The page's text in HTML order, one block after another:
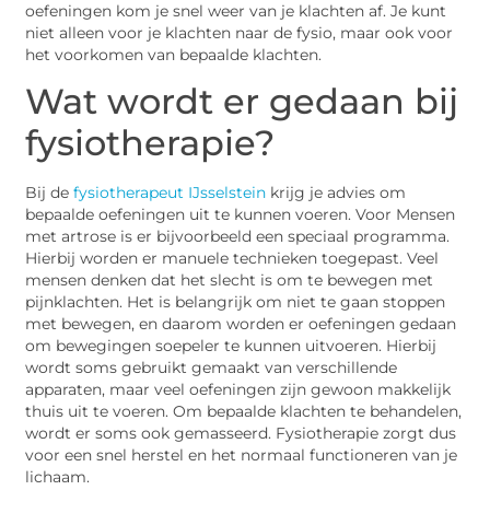
oefeningen kom je snel weer van je klachten af. Je kunt
niet alleen voor je klachten naar de fysio, maar ook voor
het voorkomen van bepaalde klachten.
Wat wordt er gedaan bij
fysiotherapie?
Bij defysiotherapeut IJsselstein krijg je advies om
bepaalde oefeningen uit te kunnen voeren. Voor Mensen
met artrose is er bijvoorbeeld een speciaal programma.
Hierbij worden er manuele technieken toegepast. Veel
mensen denken dat het slecht is om te bewegen met
pijnklachten. Het is belangrijk om niet te gaan stoppen
met bewegen, en daarom worden er oefeningen gedaan
om bewegingen soepeler te kunnen uitvoeren. Hierbij
wordt soms gebruikt gemaakt van verschillende
apparaten, maar veel oefeningen zijn gewoon makkelijk
thuis uit te voeren. Om bepaalde klachten te behandelen,
wordt er soms ook gemasseerd. Fysiotherapie zorgt dus
voor een snel herstel en het normaal functioneren van je
lichaam.